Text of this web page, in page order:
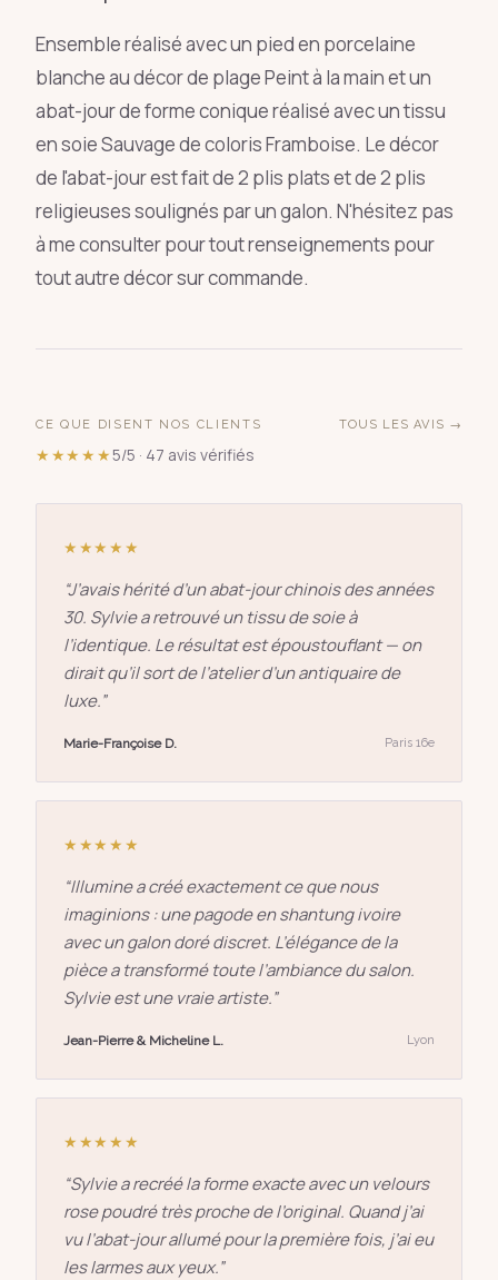
Ensemble réalisé avec un pied en porcelaine
blanche au décor de plage Peint à la main et un
abat-jour de forme conique réalisé avec un tissu
en soie Sauvage de coloris Framboise. Le décor
de l'abat-jour est fait de 2 plis plats et de 2 plis
religieuses soulignés par un galon. N'hésitez pas
à me consulter pour tout renseignements pour
tout autre décor sur commande.
CE QUE DISENT NOS CLIENTS
★★★★★5/5 · 47 avis vérifiés
TOUS LES AVIS →
★★★★★
“J’avais hérité d’un abat-jour chinois des années
30. Sylvie a retrouvé un tissu de soie à
l’identique. Le résultat est époustouflant — on
dirait qu’il sort de l’atelier d’un antiquaire de
luxe.”
Marie-Françoise D. Paris 16e
★★★★★
“Illumine a créé exactement ce que nous
imaginions : une pagode en shantung ivoire
avec un galon doré discret. L’élégance de la
pièce a transformé toute l’ambiance du salon.
Sylvie est une vraie artiste.”
Jean-Pierre & Micheline L. Lyon
★★★★★
“Sylvie a recréé la forme exacte avec un velours
rose poudré très proche de l’original. Quand j’ai
vu l’abat-jour allumé pour la première fois, j’ai eu
les larmes aux yeux.”